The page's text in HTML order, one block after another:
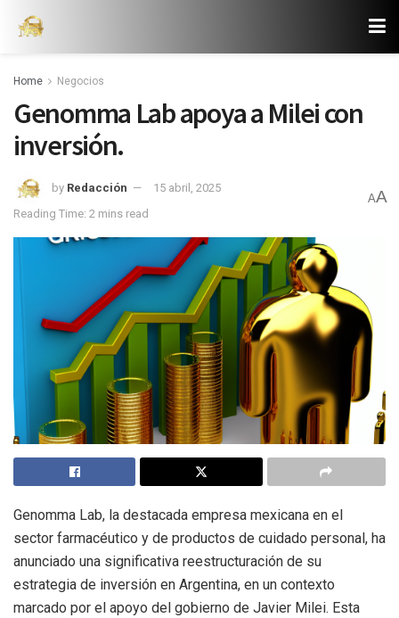
Home Negocios
Genomma Lab apoya a Milei con
inversión.
by Redacción
15 abril, 2025
Reading Time: 2 mins read
AA
Genomma Lab, la destacada empresa mexicana en el
sector farmacéutico y de productos de cuidado personal, ha
anunciado una significativa reestructuración de su
estrategia de inversión en Argentina, en un contexto
marcado por el apoyo del gobierno de Javier Milei. Esta